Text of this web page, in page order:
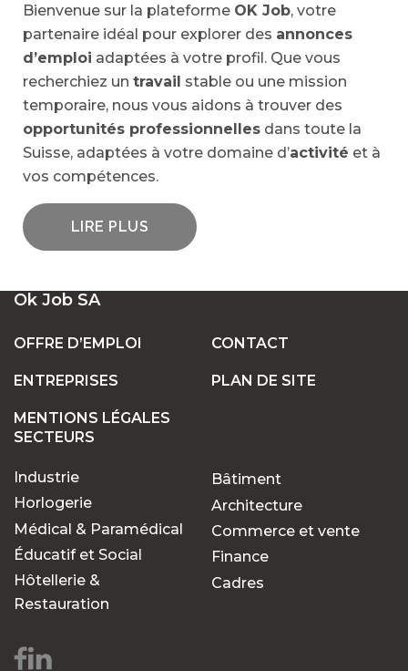
Bienvenue sur la plateforme OK Job, votre
partenaire idéal pour explorer des annonces
d’emploi adaptées à votre profil. Que vous
recherchiez un travail stable ou une mission
temporaire, nous vous aidons à trouver des
opportunités professionnelles dans toute la
Suisse, adaptées à votre domaine d’activité et à
vos compétences.
LIRE PLUS
UN LARGE ÉVENTAIL D'EMPLOIS VACANTS
EN SUISSE
POSTES FIXES OU TEMPORAIRES :
POURQUOI CHOISIR OK JOB POUR VOS
RECHERCHES D'EMPLOIS ?
Des opportunités pour
chaque parcours
Ok Job SA
OFFRE D’EMPLOI
ENTREPRISES
MENTIONS LÉGALES
CONTACT
PLAN DE SITE
SECTEURS
Industrie
Horlogerie
Médical & Paramédical
Éducatif et Social
Hôtellerie &
Restauration
Bâtiment
Architecture
Commerce et vente
Finance
Cadres